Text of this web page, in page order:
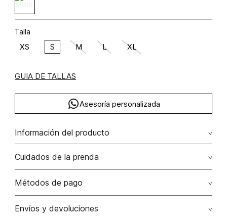
Talla
XS S M L XL
GUIA DE TALLAS
Asesoría personalizada
Información del producto
Blusa manga corta con botones rayón viscosa 92% elastano
8% 92.00% rayón viscosa/8.00% elastano/elastane
Cuidados de la prenda
Lavar a mano por separado / no dejar en remojo / no
Métodos de pago
Tarjetas de crédito: Visa, Dinners, Master Card y American
Envíos y devoluciones